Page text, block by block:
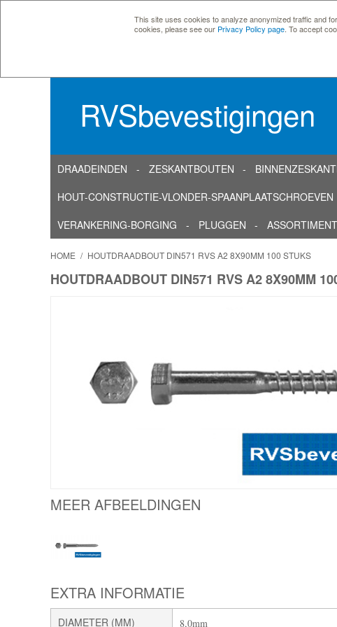
This site uses cookies to analyze anonymized traffic and
cookies, please see our Privacy Policy page . To accept
RVSbevestigingen
DRAADEINDEN ZESKANTBOUTEN
HOUT-CONSTRUCTIE-VLONDER-SPAANPLAATSCHROEVEN
VERANKERING-BORGING
PLUGGEN
HOME / HOUTDRAADBOUT DIN571 RVS A2 8X90MM 100 STUKS
HOUTDRAADBOUT DIN571 RVS A2 8X90MM
MEER AFBEELDINGEN
EXTRA INFORMATIE
DIAMETER (MM) 8,0mm